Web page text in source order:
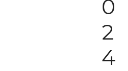
0
2
4